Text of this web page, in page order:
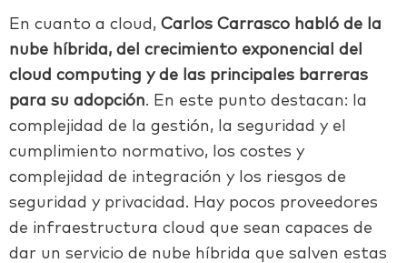
En cuanto a cloud, Carlos Carrasco habló de la
nube híbrida, del crecimiento exponencial del
cloud computing y de las principales barreras
para su adopción. En este punto destacan: la
complejidad de la gestión, la seguridad y el
cumplimiento normativo, los costes y
complejidad de integración y los riesgos de
seguridad y privacidad. Hay pocos proveedores
de infraestructura cloud que sean capaces de
dar un servicio de nube híbrida que salven estas